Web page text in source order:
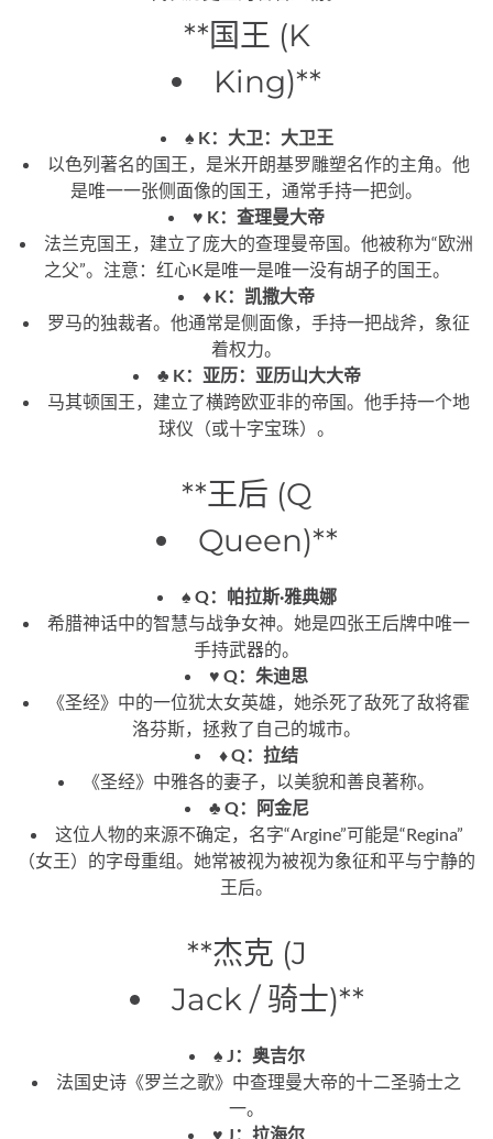
**国王 (K
King)**
♠️ K：大卫：大卫王
以色列著名的国王，是米开朗基罗雕塑名作的主角。他
是唯一一张侧面像的国王，通常手持一把剑。
♥️ K：查理曼大帝
法兰克国王，建立了庞大的查理曼帝国。他被称为“欧洲
之父”。注意：红心K是唯一是唯一没有胡子的国王。
♦️ K：凯撒大帝
罗马的独裁者。他通常是侧面像，手持一把战斧，象征
着权力。
♣️ K：亚历：亚历山大大帝
马其顿国王，建立了横跨欧亚非的帝国。他手持一个地
球仪（或十字宝珠）。
**王后 (Q
Queen)**
♠️ Q：帕拉斯·雅典娜
希腊神话中的智慧与战争女神。她是四张王后牌中唯一
手持武器的。
♥️ Q：朱迪思
《圣经》中的一位犹太女英雄，她杀死了敌死了敌将霍
洛芬斯，拯救了自己的城市。
♦️ Q：拉结
《圣经》中雅各的妻子，以美貌和善良著称。
♣️ Q：阿金尼
这位人物的来源不确定，名字“Argine”可能是“Regina”
（女王）的字母重组。她常被视为被视为象征和平与宁静的
王后。
**杰克 (J
Jack / 骑士)**
♠️ J：奥吉尔
法国史诗《罗兰之歌》中查理曼大帝的十二圣骑士之
一。
♥️ J：拉海尔